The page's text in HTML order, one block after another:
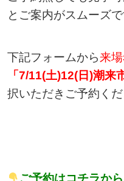
とご案内がスムーズで
下記フォームから来
「7/11(土)12(日)潮来
択いただきご予約くだ
ご予約はコチラから